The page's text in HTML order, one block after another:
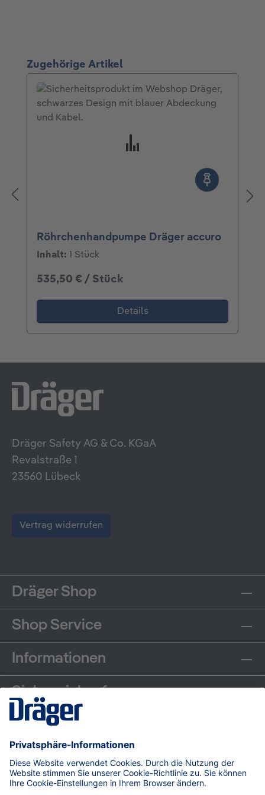
Produktgalerie überspringen
Zugehörige Artikel
Röhrchenhandpumpe Dräger accuro
Inhalt: 1 Stück
535,50 € / Stück
Details
Dräger Safety AG & Co. KGaA
Revalstraße 1
23560 Lübeck
Vertrag widerrufen
Dräger Shop
Shop Service
Informationen
Sicher einkaufen
Communities
Zahlungsarten
Versand